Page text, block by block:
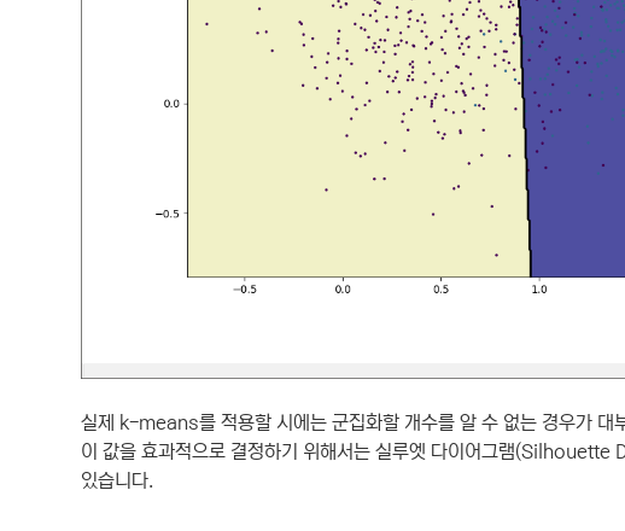
실제 k-means를 적용할 시에는 군집화할 개수를 알 수 없는 경우가 대
이 값을 효과적으로 결정하기 위해서는 실루엣 다이어그램(Silhouette
있습니다.